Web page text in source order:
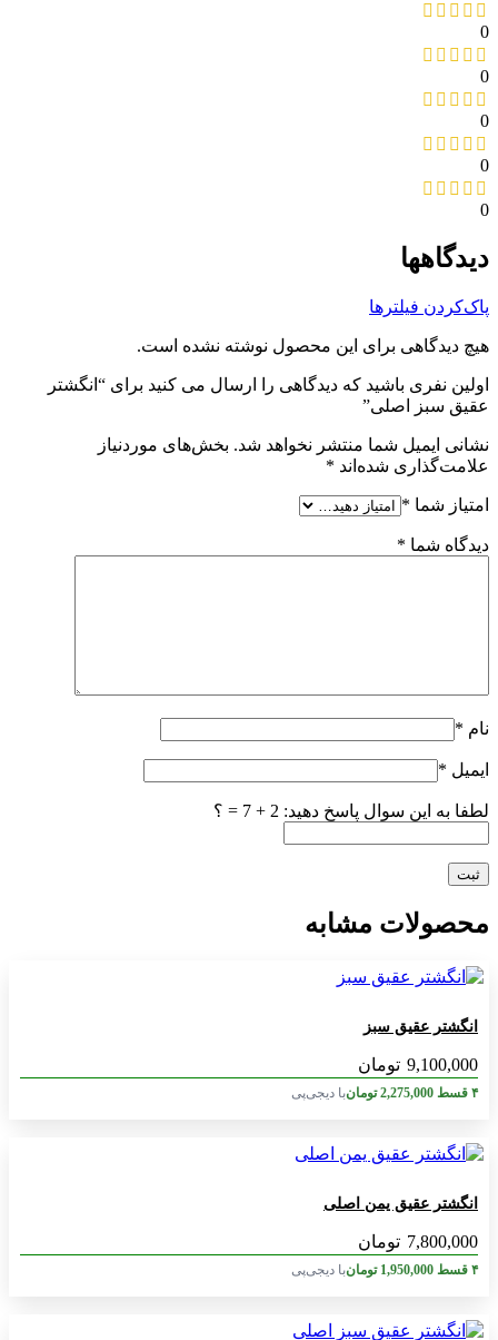
0
0
0
0
0
دیدگاهها
پاک‌کردن فیلترها
هیچ دیدگاهی برای این محصول نوشته نشده است.
اولین نفری باشید که دیدگاهی را ارسال می کنید برای “انگشتر
عقیق سبز اصلی”
نشانی ایمیل شما منتشر نخواهد شد. بخش‌های موردنیاز
علامت‌گذاری شده‌اند *
امتیاز شما *
دیدگاه شما *
نام *
ایمیل *
لطفا به این سوال پاسخ دهید: 2 + 7 = ؟
محصولات مشابه
انگشتر عقیق سبز
9,100,000 تومان
۴ قسط 2,275,000 تومانبا دیجی‌پی
انگشتر عقیق یمن اصلی
7,800,000 تومان
۴ قسط 1,950,000 تومانبا دیجی‌پی